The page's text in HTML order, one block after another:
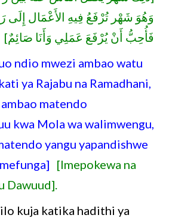
وَهُوَ شَهْر تُرْفَعُ فِيهِ الأَعْمَال إِلَى
فَأُحِبُّ أَنْ يُرْفَعَ عَمَلِي وَأَنَا صَائِمٌ]
ndio mwezi ambao watu
ya Rajabu na Ramadhani,
matendo
kwa Mola wa walimwengu,
yangu yapandishwe
[Imepokewa na
Dawuud].
kuja katika hadithi ya